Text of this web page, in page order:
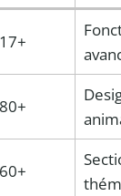
17+
80+
60+